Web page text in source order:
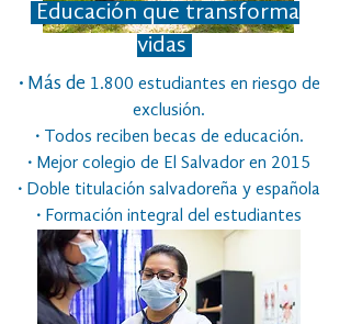
Educación que transforma
vidas
·Más de 1.800 estudiantes en riesgo de
exclusión.
·Todos reciben becas de educación.
· Mejor colegio de El Salvador en 2015
· Doble titulación salvadoreña y española
· Formación integral del estudiantes